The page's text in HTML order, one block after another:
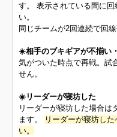
す。 表示されている間に
い。
同じチームが2回連続で回
☀️相手のブキギアが不揃い
気がついた時点で再戦。試
せん。
☀️リーダーが寝坊した
リーダーが寝坊した場合は
ます。
リーダーが寝坊し
い。